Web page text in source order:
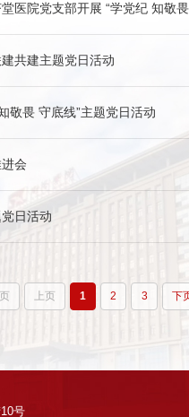
医院党支部开展 “学党纪 知敬
共建主题党日活动
敬畏 守底线”主题党日活动
会
日活动
上页 1 2 3 下
号